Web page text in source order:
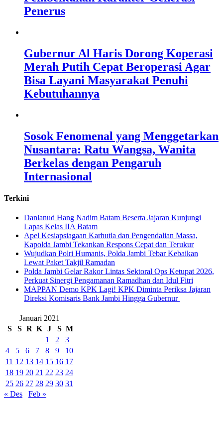
Penerus
Gubernur Al Haris Dorong Koperasi
Merah Putih Cepat Beroperasi Agar
Bisa Layani Masyarakat Penuhi
Kebutuhannya
Sosok Fenomenal yang Menggetarkan
Nusantara: Ratu Wangsa, Wanita
Berkelas dengan Pengaruh
Internasional
Terkini
Danlanud Hang Nadim Batam Beserta Jajaran Kunjungi
Lapas Kelas IIA Batam
Apel Kesiapsiagaan Karhutla dan Pengendalian Massa,
Kapolda Jambi Tekankan Respons Cepat dan Terukur
Wujudkan Polri Humanis, Polda Jambi Tebar Kebaikan
Lewat Paket Takjil Ramadan
Polda Jambi Gelar Rakor Lintas Sektoral Ops Ketupat 2026,
Perkuat Sinergi Pengamanan Ramadhan dan Idul Fitri
‎MAPPAN Demo KPK Lagi! KPK Diminta Periksa Jajaran
Direksi Komisaris Bank Jambi Hingga Gubernur ‎
Januari 2021
S
S R K J S M
1
2
3
4
5 6 7 8 9
10
11 12 13 14 15 16 17
18 19 20 21 22 23 24
25 26 27 28 29 30 31
« Des
Feb »